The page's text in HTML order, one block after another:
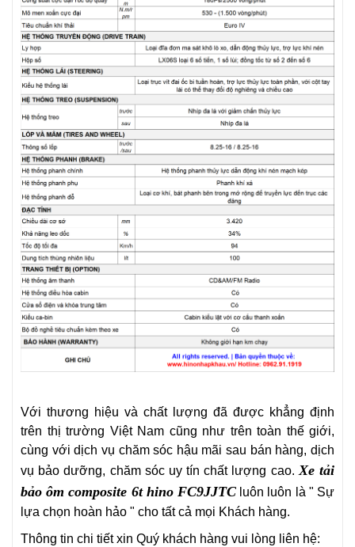
Với thương hiệu và chất lượng đã được khẳng định
trên thị trường Việt Nam cũng như trên toàn thế giới,
cùng với dịch vụ chăm sóc hậu mãi sau bán hàng, dịch
vụ bảo dưỡng, chăm sóc uy tín chất lượng cao. Xe tải
bảo ôm composite 6t hino FC9JJTC luôn luôn là " Sự
lựa chọn hoàn hảo " cho tất cả mọi Khách hàng.
Thông tin chi tiết xin Quý khách hàng vui lòng liên hệ: